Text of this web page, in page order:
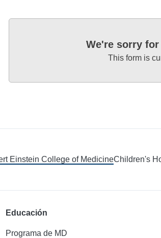
We're sorry
This form is
Einstein College of MedicineChildren's
Educación
Programa de MD